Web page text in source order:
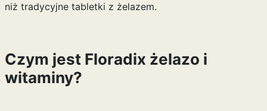
niż tradycyjne tabletki z żelazem.
Czym jest Floradix żelazo i
witaminy?